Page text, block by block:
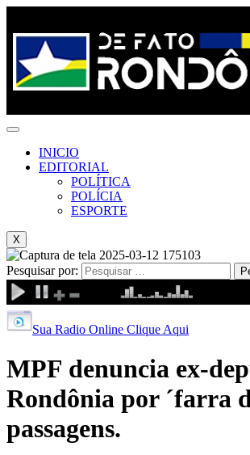
INICIO
EDITORIAL
POLÍTICA
POLÍCIA
ESPORTE
X
Pesquisar por:
Sua Radio Online Clique Aqui
MPF denuncia ex-
Rondônia por ´farra
passagens.